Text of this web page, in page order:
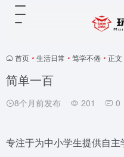
首页 • 生活日常 • 笃学不倦 • 正文
简单一百
8个月前发布 201 0
专注于为中小学生提供自